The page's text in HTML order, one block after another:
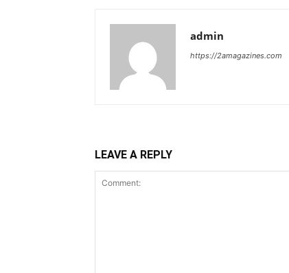
admin
https://2amagazines.com
LEAVE A REPLY